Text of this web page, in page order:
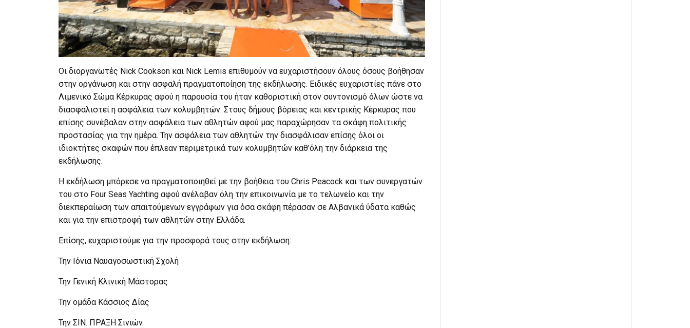
Οι διοργανωτές Nick Cookson και Νick Lemis επιθυμούν να ευχαριστήσουν όλους όσους βοήθησαν
στην οργάνωση και στην ασφαλή πραγματοποίηση της εκδήλωσης. Ειδικές ευχαριστίες πάνε στο
Λιμενικό Σώμα Κέρκυρας αφού η παρουσία του ήταν καθοριστική στον συντονισμό όλων ώστε να
διασφαλιστεί η ασφάλεια των κολυμβητών. Στους δήμους βόρειας και κεντρικής Κέρκυρας που
επίσης συνέβαλαν στην ασφάλεια των αθλητών αφού μας παραχώρησαν τα σκάφη πολιτικής
προστασίας για την ημέρα. Την ασφάλεια των αθλητών την διασφάλισαν επίσης όλοι οι
ιδιοκτήτες σκαφών που έπλεαν περιμετρικά των κολυμβητών καθ’όλη την διάρκεια της
εκδήλωσης.
Η εκδήλωση μπόρεσε να πραγματοποιηθεί με την βοήθεια του Chris Peacock και των συνεργατών
του στο Four Seas Yachting αφού ανέλαβαν όλη την επικοινωνία με το τελωνείο και την
διεκπεραίωση των απαιτούμενων εγγράφων για όσα σκάφη πέρασαν σε Αλβανικά ύδατα καθώς
και για την επιστροφή των αθλητών στην Ελλάδα.
Επίσης, ευχαριστούμε για την προσφορά τους στην εκδήλωση:
Την Ιόνια Ναυαγοσωστική Σχολή
Την Γενική Κλινική Μάστορας
Την ομάδα Κάσσιος Δίας
Την ΣΙΝ. ΠΡΑΞΗ Σινιών